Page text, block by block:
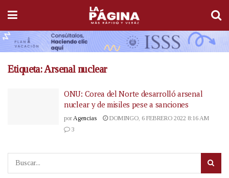
Etiqueta:Arsenal nuclear
ONU: Corea del Norte desarrolló arsenal
nuclear y de misiles pese a sanciones
por Agencias
DOMINGO, 6 FEBRERO 2022 8:16 AM
3